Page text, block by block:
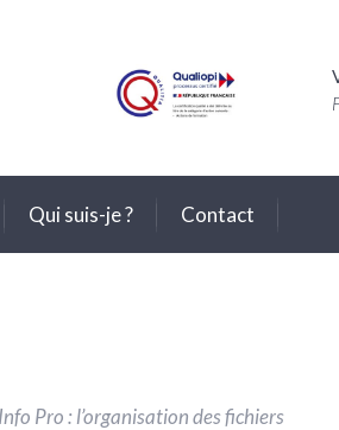
Qui suis-je ? Contact
Pro : l’organisation des fichiers